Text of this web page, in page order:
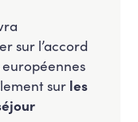
sur l’accord
sur les